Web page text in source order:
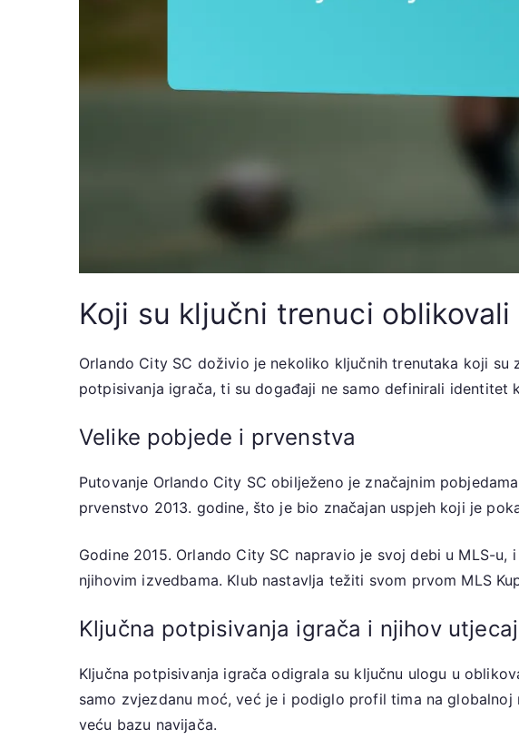
Koji su ključni trenuci oblikovali
Orlando City SC doživio je nekoliko ključnih trenutaka koji
potpisivanja igrača, ti su događaji ne samo definirali identitet
Velike pobjede i prvenstva
Putovanje Orlando City SC obilježeno je značajnim
prvenstvo 2013. godine, što je bio značajan uspjeh koji je
Godine 2015. Orlando City SC napravio je svoj debi u MLS-
njihovim izvedbama. Klub nastavlja težiti svom prvom MLS
Ključna potpisivanja igrača i njihov utjecaj
Ključna potpisivanja igrača odigrala su ključnu ulogu u
samo zvjezdanu moć, već je i podiglo profil tima na
veću bazu navijača.